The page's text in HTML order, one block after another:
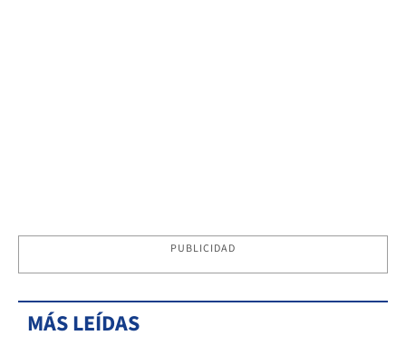
PUBLICIDAD
MÁS LEÍDAS